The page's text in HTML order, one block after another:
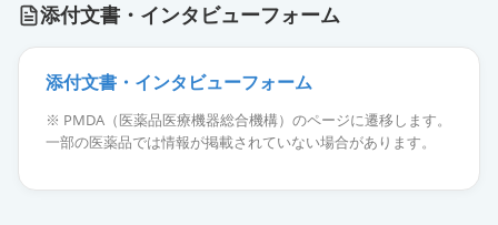
フォゼベル錠5mg
薬価 208.30 円
通常出荷
添付文書・インタビューフォーム
添付文書・インタビューフォーム
※ PMDA（医薬品医療機器総合機構）のページに遷移します。
一部の医薬品では情報が掲載されていない場合があります。